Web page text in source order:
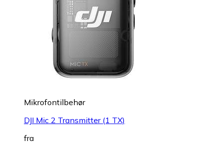
Mikrofontilbehør
DJI Mic 2 Transmitter (1 TX)
fra